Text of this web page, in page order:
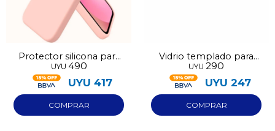
Protector silicona para
Iphone 13
UYU 490
UYU 417
Vidrio templado para
Iphone 13
UYU 290
UYU 247